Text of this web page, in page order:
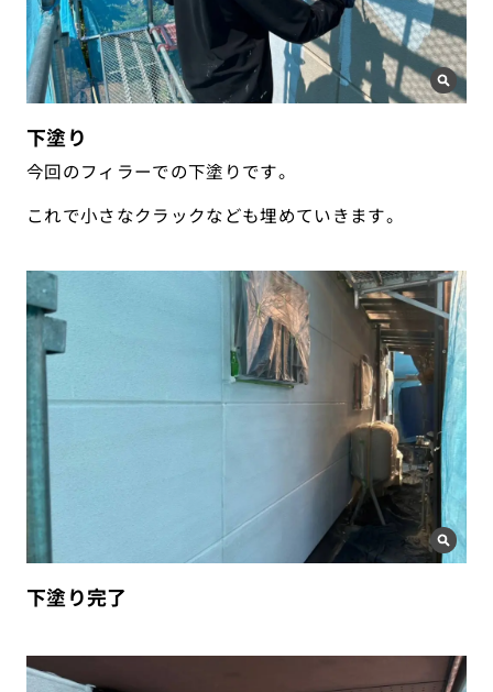
下塗り
今回のフィラーでの下塗りです。
これで小さなクラックなども埋めていきます。
下塗り完了